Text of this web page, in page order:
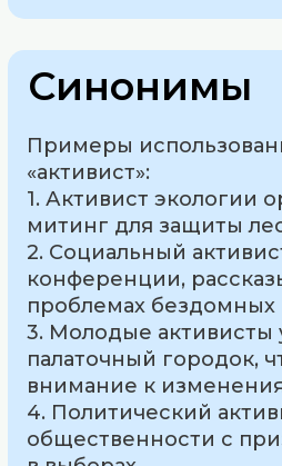
Синонимы
Примеры
«активист»:
1. Активист экологии
митинг для защиты
2. Социальный
конференции,
проблемах бездомных
3. Молодые активисты
палаточный городок,
внимание к
4. Политический
общественности с